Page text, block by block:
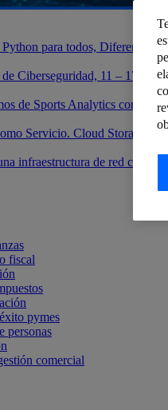
para todos, Diferencia
Ciberseguridad, 11 – 17 de
de Sports Analytics con
Servicio. Cloud Storage y
infraestructura de red
fiscal
pymes
personas
comercial